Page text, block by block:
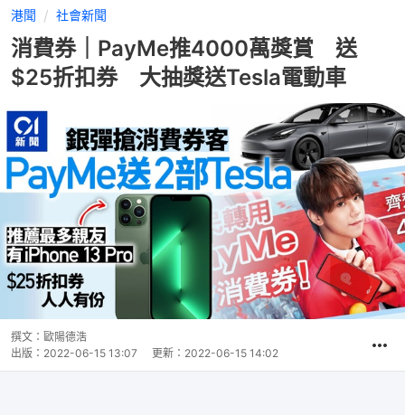
港聞 社會新聞
消費券｜PayMe推4000萬獎賞 送
$25折扣券 大抽獎送Tesla電動車
撰文： 歐陽德浩
出版： 2022-06-15 13:07 更新： 2022-06-15 14:02